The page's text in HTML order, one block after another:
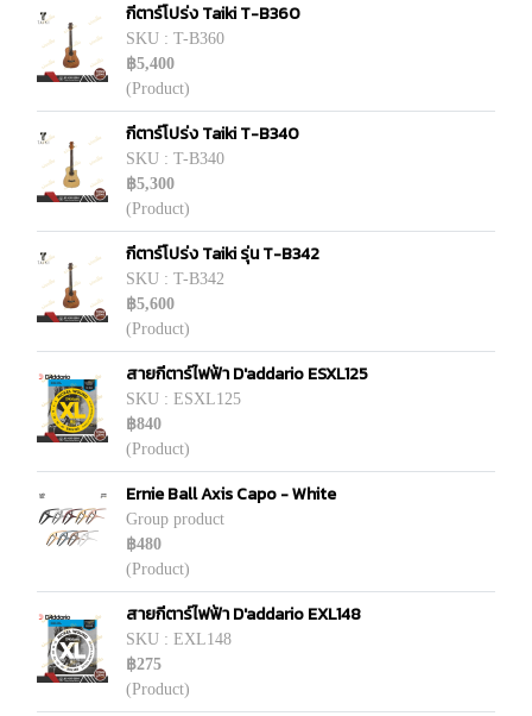
กีตาร์โปร่ง Taiki T-B360
SKU : T-B360
฿5,400
(Product)
กีตาร์โปร่ง Taiki T-B340
SKU : T-B340
฿5,300
(Product)
กีตาร์โปร่ง Taiki รุ่น T-B342
SKU : T-B342
฿5,600
(Product)
สายกีตาร์ไฟฟ้า D'addario ESXL125
SKU : ESXL125
฿840
(Product)
Ernie Ball Axis Capo - White
Group product
฿480
(Product)
สายกีตาร์ไฟฟ้า D'addario EXL148
SKU : EXL148
฿275
(Product)